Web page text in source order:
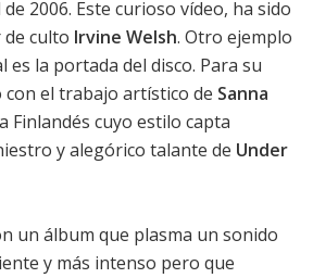
2006. Este curioso vídeo, ha sido
culto Irvine Welsh. Otro ejemplo
es la portada del disco. Para su
el trabajo artístico de Sanna
Finlandés cuyo estilo capta
y alegórico talante de Under
un álbum que plasma un sonido
y más intenso pero que